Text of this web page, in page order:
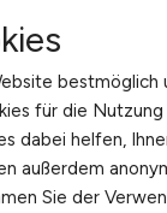
bestmöglich
für die
dabei helfen,
außerdem
Sie der